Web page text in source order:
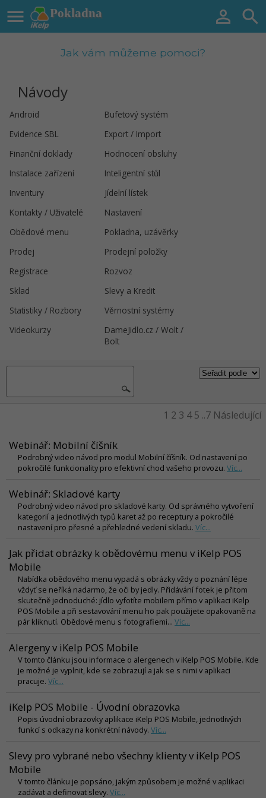
Pokladna
  
Jak vám můžeme pomoci?
Návody
Android
Bufetový systém
Evidence SBL
Export / Import
Finanční doklady
Hodnocení obsluhy
Instalace zařízení
Inteligentní stůl
Inventury
Jídelní lístek
Kontakty / Uživatelé
Nastavení
Obědové menu
Pokladna, uzávěrky
Prodej
Prodejní položky
Registrace
Rozvoz
Sklad
Slevy a Kredit
Statistiky / Rozbory
Věrnostní systémy
Videokurzy
DameJidlo.cz / Wolt /
Bolt
1 2 3 4 5 ..7 Následující
Webinář: Mobilní číšník
Podrobný video návod pro modul Mobilní číšník. Od nastavení po
pokročilé funkcionality pro efektivní chod vašeho provozu. Víc...
Webinář: Skladové karty
Podrobný video návod pro skladové karty. Od správného vytvoření
kategorií a jednotlivých typů karet až po receptury a pokročilé
nastavení pro přesné a přehledné vedení skladu. Víc...
Jak přidat obrázky k obědovému menu v iKelp POS
Mobile
Nabídka obědového menu vypadá s obrázky vždy o poznání lépe
vždyť se neříká nadarmo, že oči by jedly. Přidávání fotek je přitom
skutečně jednoduché: jídlo vyfotíte mobilem přímo v aplikaci iKelp
POS Mobile a při sestavování menu ho pak použijete opakovaně na
pár kliknutí. Obědové menu s fotografiemi... Víc...
Alergeny v iKelp POS Mobile
V tomto článku jsou informace o alergenech v iKelp POS Mobile. Kde
je možné je vyplnit, kde se zobrazují a jak se s nimi v aplikaci
pracuje. Víc...
iKelp POS Mobile - Úvodní obrazovka
Popis úvodní obrazovky aplikace iKelp POS Mobile, jednotlivých
funkcí s odkazy na konkrétní návody. Víc...
Slevy pro vybrané nebo všechny klienty v iKelp POS
Mobile
V tomto článku je popsáno, jakým způsobem je možné v aplikaci
zadávat a definovat slevy. Víc...